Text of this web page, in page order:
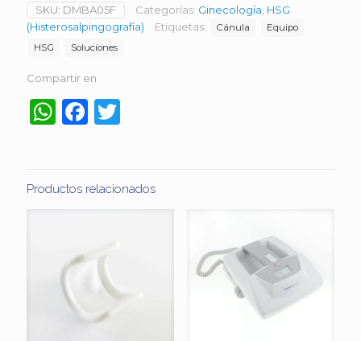
SKU: DMBA05F Categorías: Ginecología HSG
(Histerosalpingografía)
Etiquetas: Cánula
Equipo
HSG
Soluciones
Compartir en
WhatsApp
Facebook
Productos relacionados